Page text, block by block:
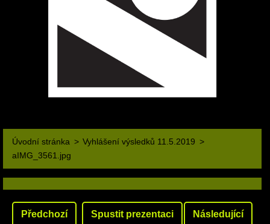
Úvodní stránka > Vyhlášení výsledků 11.5.2019 >
aIMG_3561.jpg
Předchozí Spustit prezentaci Následující